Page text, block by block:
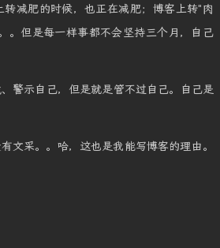
减肥的时候，也正在减肥；博客上转"肉
。但是每一样事都不会坚持三个月，自己
警示自己，但是就是管不过自己。自己是
文采。。哈，这也是我能写博客的理由。